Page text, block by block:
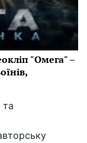
"Омега" –
та